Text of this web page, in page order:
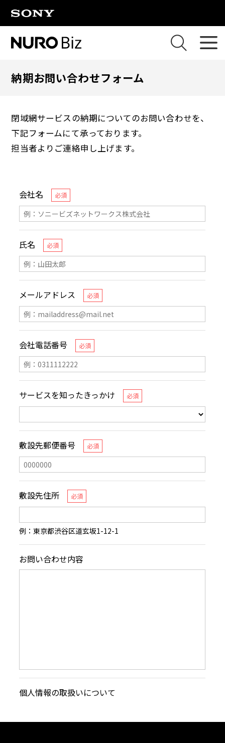
納期お問い合わせフォーム
閉域網サービスの納期についてのお問い合わせを、
下記フォームにて承っております。
担当者よりご連絡申し上げます。